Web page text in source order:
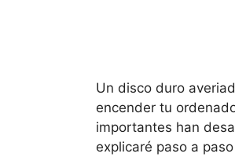
Un disco duro
encender tu
importantes han
explicaré paso a paso